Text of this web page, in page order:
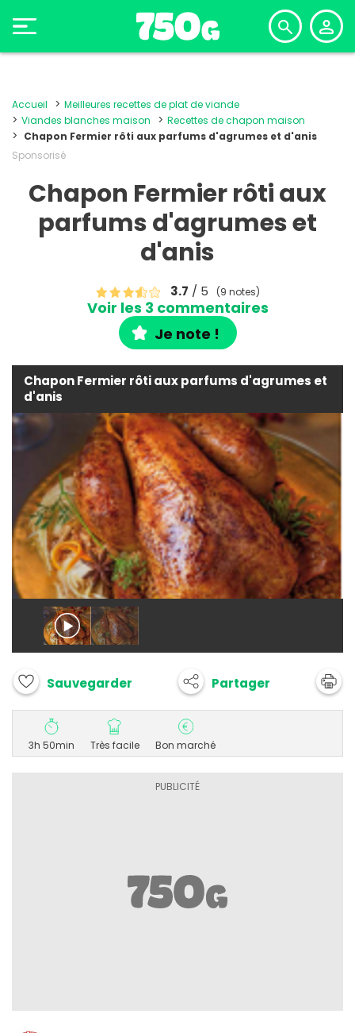
Accueil
Meilleures recettes de plat de viande
Viandes blanches maison
Recettes de chapon maison
Chapon Fermier rôti aux parfums d'agrumes et d'anis
Sponsorisé
Chapon Fermier rôti aux
parfums d'agrumes et
d'anis
3.7 / 5 (9 notes)
Voir les 3 commentaires
Je note !
Chapon Fermier rôti aux parfums d'agrumes et
d'anis
Sauvegarder Partager
3h 50min Très facile Bon marché